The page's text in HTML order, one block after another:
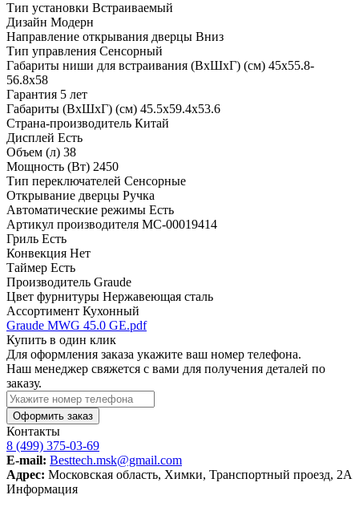
Тип установки Встраиваемый
Дизайн Модерн
Направление открывания дверцы Вниз
Тип управления Сенсорный
Габариты ниши для встраивания (ВхШхГ) (см) 45х55.8-
56.8х58
Гарантия 5 лет
Габариты (ВхШхГ) (см) 45.5х59.4х53.6
Страна-производитель Китай
Дисплей Есть
Объем (л) 38
Мощность (Вт) 2450
Тип переключателей Сенсорные
Открывание дверцы Ручка
Автоматические режимы Есть
Артикул производителя МС-00019414
Гриль Есть
Конвекция Нет
Таймер Есть
Производитель Graude
Цвет фурнитуры Нержавеющая сталь
Ассортимент Кухонный
Graude MWG 45.0 GE.pdf
Купить в один клик
Для оформления заказа укажите ваш номер телефона.
Наш менеджер свяжется с вами для получения деталей по
заказу.
Оформить заказ
Контакты
8 (499) 375-03-69
E-mail: Besttech.msk@gmail.com
Адрес: Московская область, Химки, Транспортный проезд, 2А
Информация